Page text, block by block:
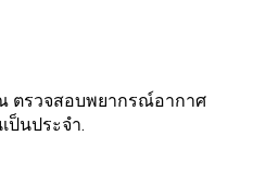
ตรวจสอบพยากรณ์อากาศ
ป็นประจำ.